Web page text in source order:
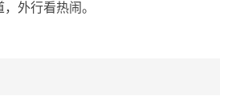
度
外行看热闹。